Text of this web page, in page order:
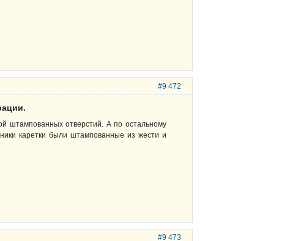
#9 472
штампованных отверстий. А по остальному
каретки были штампованные из жести и
#9 473